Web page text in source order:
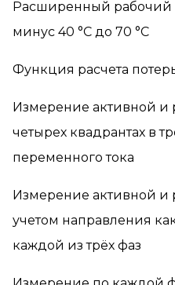
Расширенный рабочий
минус 40 °С до 70 °С
Функция расчета
Измерение активной и
четырех квадрантах в
переменного тока
Измерение активной и
учетом направления
каждой из трёх фаз